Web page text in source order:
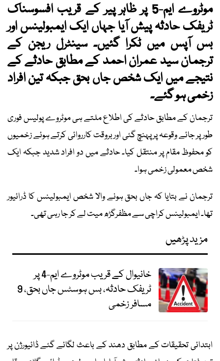
موٹروے ایم-5 پر ظاہر پیر کے قریب افسوسناک
ٹریفک حادثہ پیش آیا جہاں ایک ایمبولینس اور
بس آپس میں ٹکرا گئیں۔ سینٹرل ریجن کے
ترجمان سید عمران احمد کے مطابق حادثے کے
نتیجے میں ایک شخص جاں بحق جبکہ تین افراد
زخمی ہو گئے۔
ترجمان کے مطابق حادثے کی اطلاع ملتے ہی موٹروے پولیس فوری
طور پر جائے وقوعہ پر پہنچ گئی اور بروقت کارروائی کرتے ہوئے زخمیوں
کو محفوظ مقام پر منتقل کیا۔ حادثے میں دو افراد شدید جبکہ ایک
شخص معمولی زخمی ہوا۔
ترجمان نے بتایا کہ جاں بحق ہونے والا شخص ایمبولینس کا ڈرائیور
تھا۔ ایمبولینس کراچی سے مظفرگڑھ میت لے کر جا رہی تھی۔
مزید پڑھیں
خانیوال کے قریب موٹروے ایم-4 پر
ٹریفک حادثہ، بس ہوسٹس جاں بحق، 9
مسافر زخمی
ابتدائی تحقیقات کے مطابق دھند کے باعث لگائے گئے ڈائیورژن پر